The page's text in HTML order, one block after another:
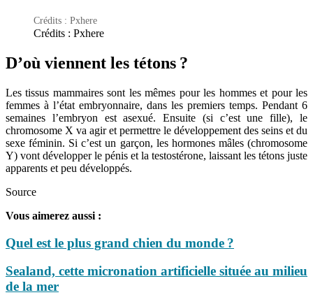
Crédits : Pxhere
Crédits : Pxhere
D’où viennent les tétons ?
Les tissus mammaires sont les mêmes pour les hommes et pour les
femmes à l’état embryonnaire, dans les premiers temps. Pendant 6
semaines l’embryon est asexué. Ensuite (si c’est une fille), le
chromosome X va agir et permettre le développement des seins et du
sexe féminin. Si c’est un garçon, les hormones mâles (chromosome
Y) vont développer le pénis et la testostérone, laissant les tétons juste
apparents et peu développés.
Source
Vous aimerez aussi :
Quel est le plus grand chien du monde ?
Sealand, cette micronation artificielle située au milieu
de la mer